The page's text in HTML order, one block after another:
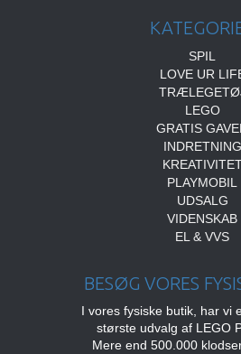
SPIL
LOVE UR
LEGO
GRATIS
INDRETNING
PLAYMOBIL
UDSALG
VIDENSKAB
EL & VVS
BESØG VORES
I vores fysiske butik, har vi
største udvalg af LEGO
Mere end 500.000